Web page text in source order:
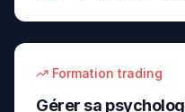
Formation trading
Gérer sa